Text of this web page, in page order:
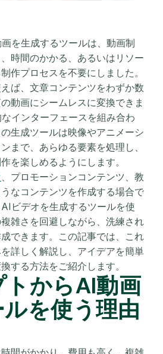
を生成するツールは、動画制
時間のかかる、あるいはリソー
作プロセスを不要にしました。
ば、文章コンテンツをわずか数
動画にシームレスに変換できま
インターフェースを組み合わ
生成ツールは映像やアニメーシ
まで、あらゆる要素を処理し、
を楽しめるようにします。
、プロモーションコンテンツ、教
なコンテンツを作成する場合で
ビデオを生成するツールを使
雑さを回避しながら、洗練され
できます。この記事では、これ
詳しく解説し、アイデアを簡単
する方法をご紹介します。
からAI動画
を使う理由